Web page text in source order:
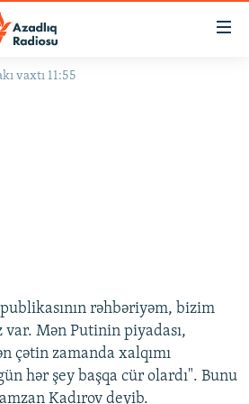
vaxtı 11:55
rəhbəriyəm, bizim
var. Mən Putinin piyadası,
çətin zamanda xalqımı
hər şey başqa cür olardı". Bunu
Kadırov deyib.